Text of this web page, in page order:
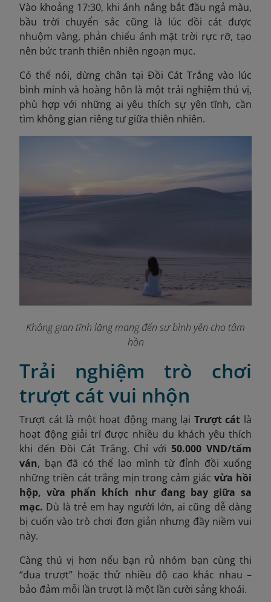
Vào khoảng 17:30, khi ánh nắng bắt đầu ngả màu,
bầu trời chuyển sắc cũng là lúc đồi cát được
nhuộm vàng, phản chiếu ánh mặt trời rực rỡ, tạo
nên bức tranh thiên nhiên ngoạn mục.
Có thể nói, dừng chân tại Đồi Cát Trắng vào lúc
bình minh và hoàng hôn là một trải nghiệm thú vị,
phù hợp với những ai yêu thích sự yên tĩnh, cần
tìm không gian riêng tư giữa thiên nhiên.
Không gian tĩnh lặng mang đến sự bình yên cho tâm
hồn
Trải nghiệm trò chơi
trượt cát vui nhộn
Trượt cát là một hoạt động mang lại Trượt cát là
hoạt động giải trí được nhiều du khách yêu thích
khi đến Đồi Cát Trắng. Chỉ với50.000 VND/tấm
ván, bạn đã có thể lao mình từ đỉnh đồi xuống
những triền cát trắng mịn trong cảm giácvừa hồi
hộp, vừa phấn khích như đang bay giữa sa
mạc. Dù là trẻ em hay người lớn, ai cũng dễ dàng
bị cuốn vào trò chơi đơn giản nhưng đầy niềm vui
này.
Càng thú vị hơn nếu bạn rủ nhóm bạn cùng thi
“đua trượt” hoặc thử nhiều độ cao khác nhau –
bảo đảm mỗi lần trượt là một lần cười sảng khoái.